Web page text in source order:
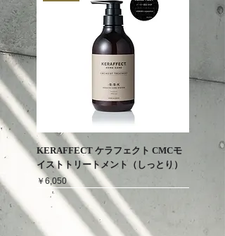
KERAFFECT ケラフェクト CMCモ
イストトリートメント（しっとり）
価格
￥6,050
新着
新着
人気商品
人気商品
人気商品
人気商品
人気商品